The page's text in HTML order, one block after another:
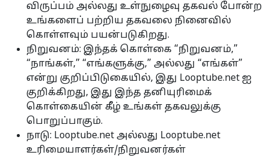
விருப்பம் அல்லது உள்நுழைவு தகவல் போன்ற
உங்களைப் பற்றிய தகவலை நினைவில்
கொள்ளவும் பயன்படுகிறது.
நிறுவனம்: இந்தக் கொள்கை “நிறுவனம்,”
“நாங்கள்,” “எங்களுக்கு,” அல்லது “எங்கள்”
என்று குறிப்பிடுகையில், இது Looptube.net ஐ
குறிக்கிறது, இது இந்த தனியுரிமைக்
கொள்கையின் கீழ் உங்கள் தகவலுக்கு
பொறுப்பாகும்.
நாடு: Looptube.net அல்லது Looptube.net
உரிமையாளர்கள்/நிறுவனர்கள்